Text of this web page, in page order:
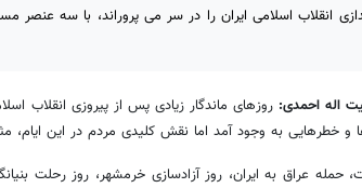
سال ۸۸ که براندازی انقلاب اسلامی ایران را در سر می پروراند، با سه
اله احمدی: روزهای ماندگار زیادی پس از پیروزی انقلاب
خطرهایی به وجود آمد اما نقش کلیدی مردم در این ایام،
حمله عراق به ایران، روز آزادسازی خرمشهر، روز رحلت